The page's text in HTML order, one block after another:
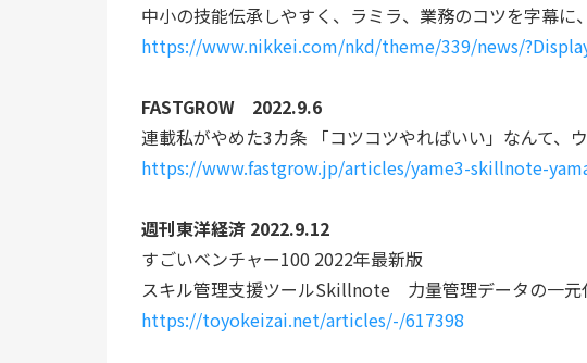
中小の技能伝承しやすく、ラミラ、業務のコツを字幕に
https://www.nikkei.com/nkd/theme/339/news/
FASTGROW　2022.9.6
連載私がやめた3カ条 「コツコツやればいい」なんて
https://www.fastgrow.jp/articles/yame3-skillnote-
週刊東洋経済 2022.9.12
すごいベンチャー100 2022年最新版
スキル管理支援ツールSkillnote　力量管理データの一元
https://toyokeizai.net/articles/-/617398